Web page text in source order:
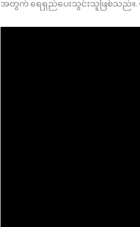
အတွက် ရေရှည်ပေးသွင်းသူဖြစ်သည်။.